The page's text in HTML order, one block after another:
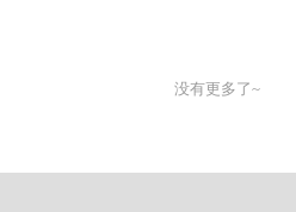
没有更多了~